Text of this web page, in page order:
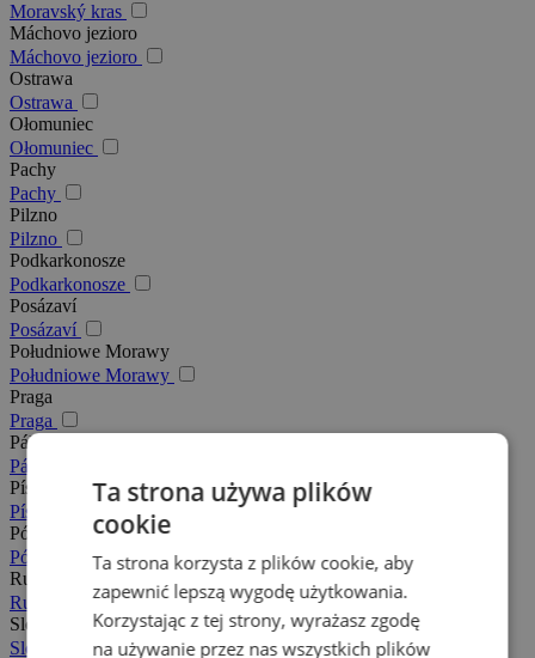
Moravský kras
Máchovo jezioro
Máchovo jezioro
Ostrawa
Ostrawa
Ołomuniec
Ołomuniec
Pachy
Pachy
Pilzno
Pilzno
Podkarkonosze
Podkarkonosze
Posázaví
Posázaví
Południowe Morawy
Południowe Morawy
Praga
Praga
Pálava
Pálava
Písek
Písek
Północne Morawy
Północne Morawy
Rudawy
Rudawy
Slovácko
Slovácko
Ta strona używa plików
cookie
Ta strona korzysta z plików cookie, aby
zapewnić lepszą wygodę użytkowania.
Korzystając z tej strony, wyrażasz zgodę
na używanie przez nas wszystkich plików